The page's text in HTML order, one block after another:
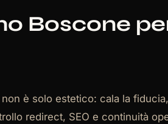
Boscone
è solo estetico: cala la
redirect, SEO e continuità